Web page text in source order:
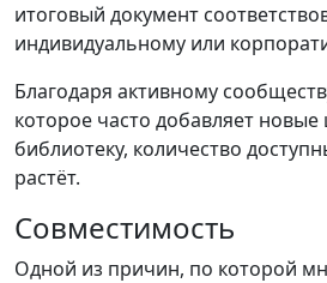
итоговый документ
индивидуальному или
Благодаря активному
которое часто добавляет
библиотеку, количество
растёт.
Совместимость
Одной из причин, по которой